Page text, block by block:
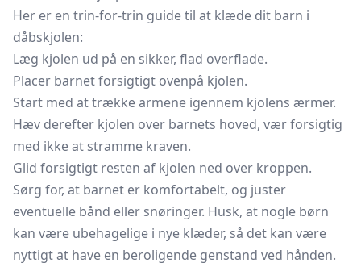
Her er en trin-for-trin guide til at klæde dit barn i
dåbskjolen:
Læg kjolen ud på en sikker, flad overflade.
Placer barnet forsigtigt ovenpå kjolen.
Start med at trække armene igennem kjolens ærmer.
Hæv derefter kjolen over barnets hoved, vær forsigtig
med ikke at stramme kraven.
Glid forsigtigt resten af kjolen ned over kroppen.
Sørg for, at barnet er komfortabelt, og juster
eventuelle bånd eller snøringer. Husk, at nogle børn
kan være ubehagelige i nye klæder, så det kan være
nyttigt at have en beroligende genstand ved hånden.